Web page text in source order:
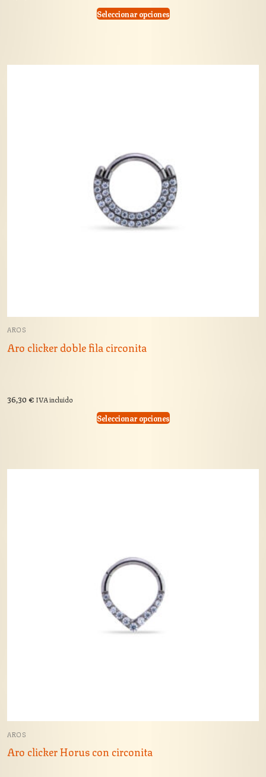
Seleccionar opciones
AROS
Aro clicker doble fila circonita
36,30€ IVA incluido
Seleccionar opciones
AROS
Aro clicker Horus con circonita